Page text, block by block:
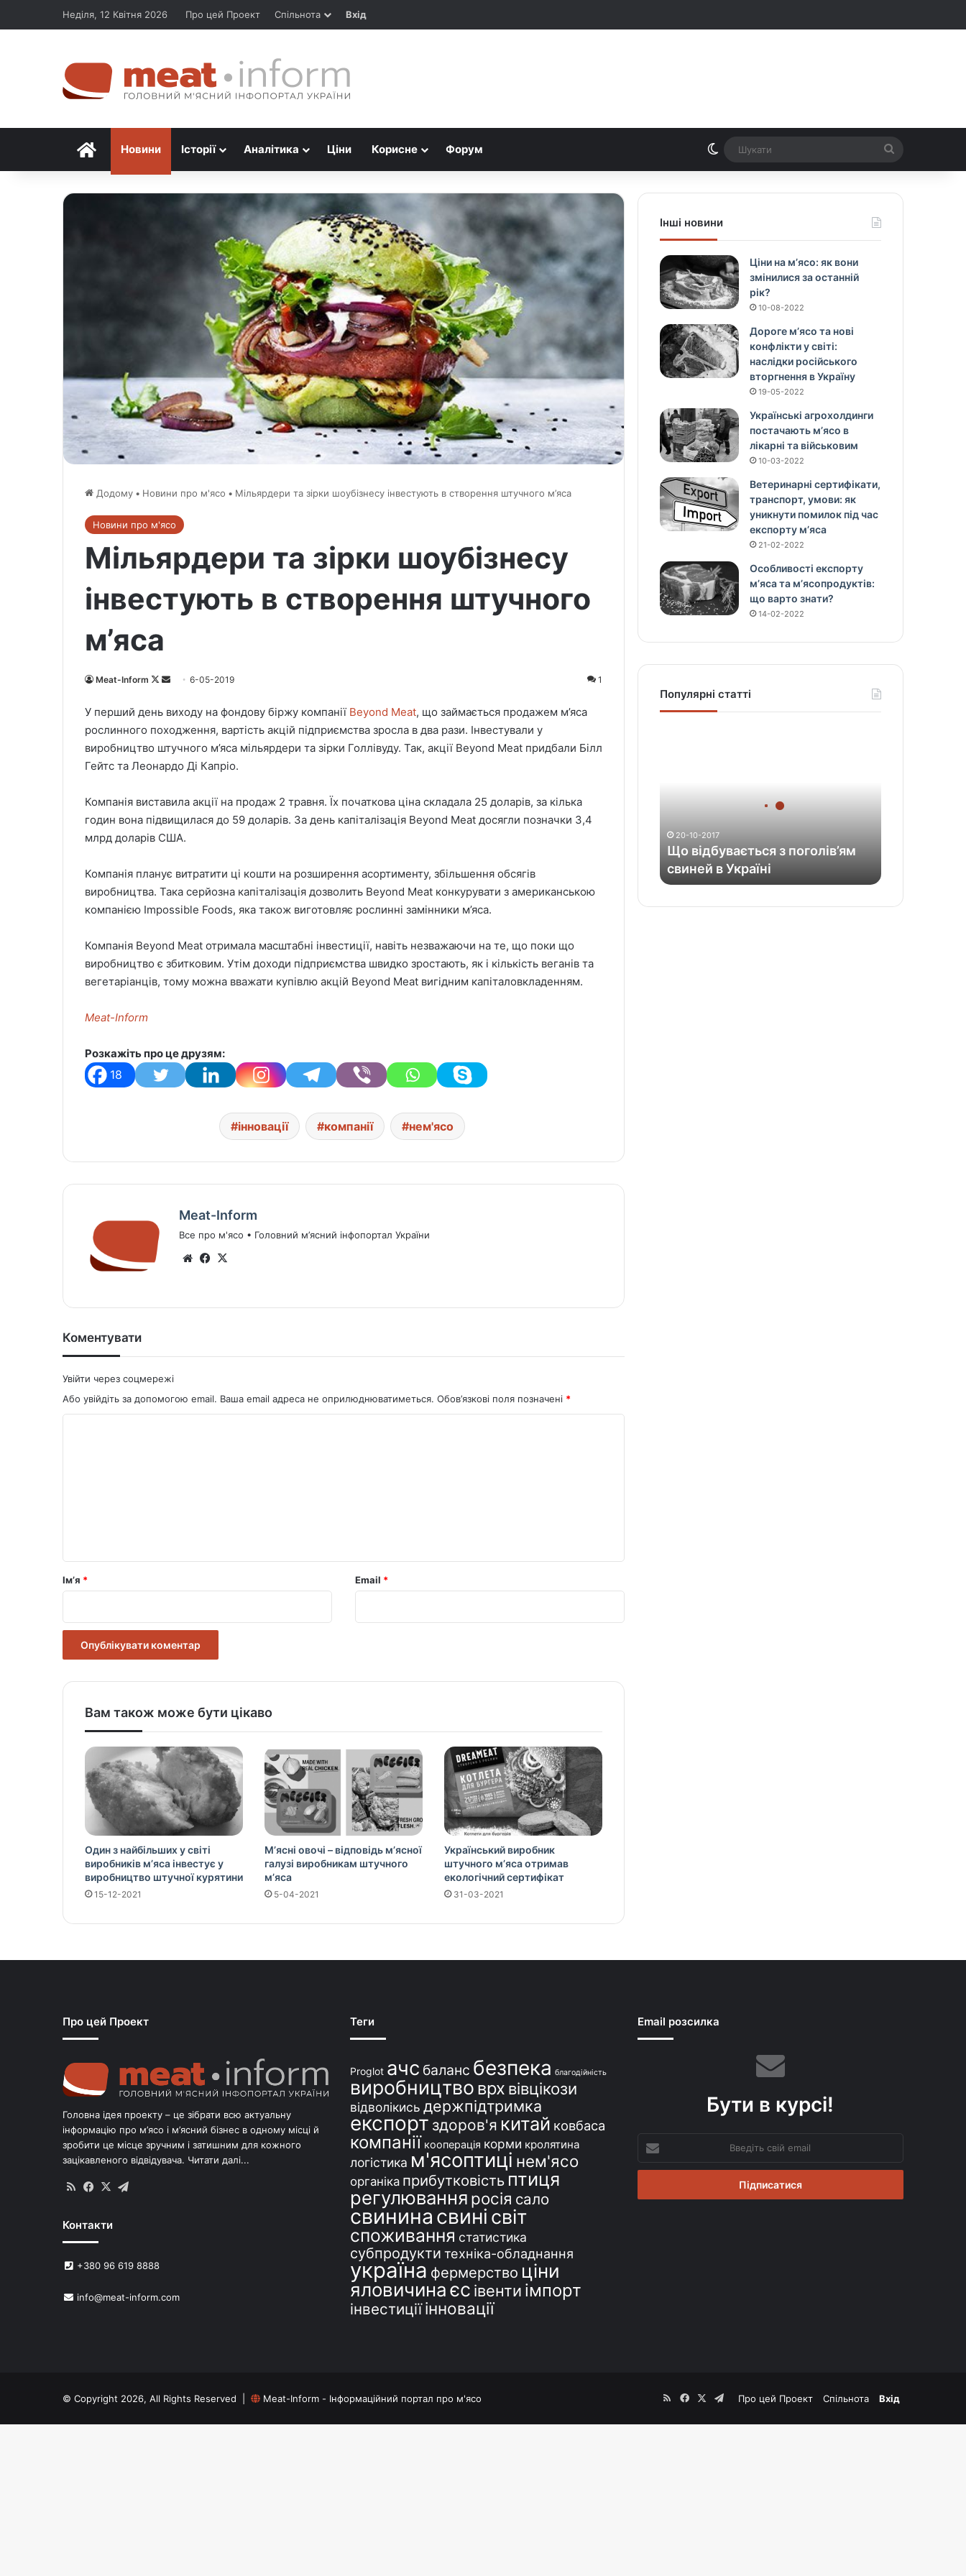
Неділя, 12 Квітня 2026 Про цей Проект Спільнота Вхід
ГоловнаНовини Історії Аналітика Ціни Корисне Форум Switch skin
Додому • Новини про м'ясо • Мільярдери та зірки шоубізнесу інвестують в створення штучного м’яса
Новини про м'ясо
Мільярдери та зірки шоубізнесу
інвестують в створення штучного
м’яса
Meat-Inform
F
l
l
o
w
n
X
n
d
a
n
m
a
i
6-05-2019 1
У перший день виходу на фондову біржу компанії Beyond Meat, що займається продажем м’яса
рослинного походження, вартість акцій підприємства зросла в два рази. Інвестували у
виробництво штучного м’яса мільярдери та зірки Голлівуду. Так, акції Beyond Meat придбали Білл
Гейтс та Леонардо Ді Капріо.
Компанія виставила акції на продаж 2 травня. Їх початкова ціна складала 25 доларів, за кілька
годин вона підвищилася до 59 доларів. За день капіталізація Beyond Meat досягли позначки 3,4
млрд доларів США.
Компанія планує витратити ці кошти на розширення асортименту, збільшення обсягів
виробництва. Така серйозна капіталізація дозволить Beyond Meat конкурувати з американською
компанією Impossible Foods, яка також виготовляє рослинні замінники м’яса.
Компанія Beyond Meat отримала масштабні інвестиції, навіть незважаючи на те, що поки що
виробництво є збитковим. Утім доходи підприємства швидко зростають, як і кількість веганів та
вегетаріанців, тому можна вважати купівлю акцій Beyond Meat вигідним капіталовкладенням.
Meat-Inform
Розкажіть про це друзям:
18
інновації компанії нем'ясо
Meat-Inform
Все про м'ясо • Головний м’ясний інфопортал України
We Fa
ok
Коментувати
Увійти через соцмережі
Або увійдіть за допомогою email. Ваша email адреса не оприлюднюватиметься. Обов’язкові поля позначені *
рІм’я * Email *
Вам також може бути цікаво
Один з найбільших у світі
виробників м’яса інвестує у
виробництво штучної курятини
15-12-2021
М’ясні овочі – відповідь м’ясної
галузі виробникам штучного
м’яса
5-04-2021
Український виробник
штучного м’яса отримав
екологічний сертифікат
31-03-2021
Інші новини
Ціни на м’ясо: як вони
змінилися за останній
рік?
10-08-2022
Дороге м’ясо та нові
конфлікти у світі:
наслідки російського
вторгнення в Україну
19-05-2022
Українські агрохолдинги
постачають м’ясо в
лікарні та військовим
10-03-2022
Ветеринарні сертифікати,
транспорт, умови: як
уникнути помилок під час
експорту м’яса
21-02-2022
Особливості експорту
м’яса та м’ясопродуктів:
що варто знати?
14-02-2022
Популярні статті
т
20-10-2017
Що відбувається з поголів’ям
свиней в Україні
Про цей Проект
Головна ідея проекту – це зібрати всю актуальну
інформацію про м’ясо і м’ясний бізнес в одному місці й
зробити це місце зручним і затишним для кожного
зацікавленого відвідувача. Читати далі...
RSS Facebook
X
Контакти
+380 96 619 8888
info@meat-inform.com
Теги
Proglot ачс баланс безпека благодійність
виробництво врх вівцікози
відволікись держпідтримка
експорт здоров'я китай ковбаса
компанії кооперація корми кролятина
логістика м'ясоптиці нем'ясо
органіка прибутковість птиця
регулювання росія сало
свинина свині світ
споживання статистика
субпродукти техніка-обладнання
україна фермерство ціни
яловичинаєс івенти імпорт
інвестиції інновації
Email розсилка
Бути в курсі!
свій
email
© Copyright 2026, All Rights Reserved | Meat-Inform - Інформаційний портал про м'ясо Про цей Проект Спільнота Вхід
RSSFacebookTelegram